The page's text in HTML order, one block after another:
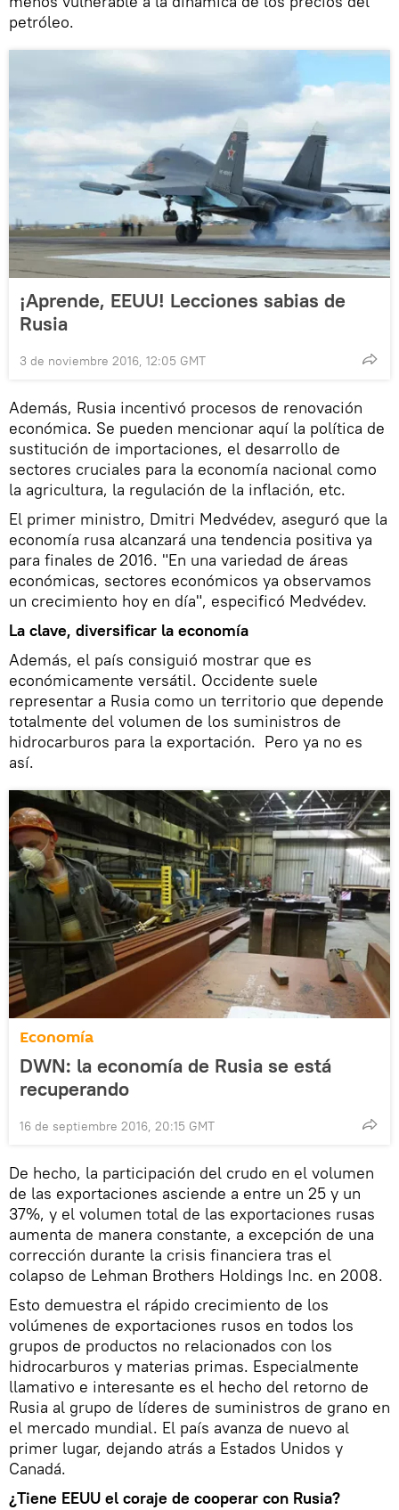
petróleo.
¡Aprende, EEUU! Lecciones sabias de
Rusia
3 de noviembre 2016, 12:05 GMT
Además, Rusia incentivó procesos de renovación
económica. Se pueden mencionar aquí la política de
sustitución de importaciones, el desarrollo de
sectores cruciales para la economía nacional como
la agricultura, la regulación de la inflación, etc.
El primer ministro, Dmitri Medvédev, aseguró que la
economía rusa alcanzará una tendencia positiva ya
para finales de 2016. "En una variedad de áreas
económicas, sectores económicos ya observamos
un crecimiento hoy en día", especificó Medvédev.
La clave, diversificar la economía
Además, el país consiguió mostrar que es
económicamente versátil. Occidente suele
representar a Rusia como un territorio que depende
totalmente del volumen de los suministros de
hidrocarburos para la exportación. Pero ya no es
así.
Economía
DWN: la economía de Rusia se está
recuperando
16 de septiembre 2016, 20:15 GMT
De hecho, la participación del crudo en el volumen
de las exportaciones asciende a entre un 25 y un
37%, y el volumen total de las exportaciones rusas
aumenta de manera constante, a excepción de una
corrección durante la crisis financiera tras el
colapso de Lehman Brothers Holdings Inc. en 2008.
Esto demuestra el rápido crecimiento de los
volúmenes de exportaciones rusos en todos los
grupos de productos no relacionados con los
hidrocarburos y materias primas. Especialmente
llamativo e interesante es el hecho del retorno de
Rusia al grupo de líderes de suministros de grano en
el mercado mundial. El país avanza de nuevo al
primer lugar, dejando atrás a Estados Unidos y
Canadá.
¿Tiene EEUU el coraje de cooperar con Rusia?